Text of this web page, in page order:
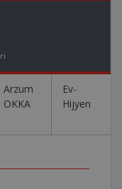
Arzum
OKKA
Ev-
Hijyen